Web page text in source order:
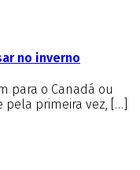
no inverno
para o Canadá ou
pela primeira vez, […]